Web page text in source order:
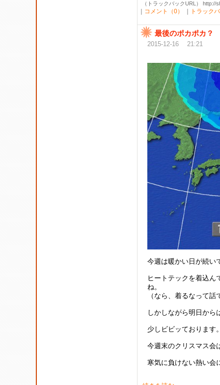
（トラックバックURL）
コメント（0） トラック
最後のポカポカ？
2015-12-16 21:21
今週は暖かい日が続い
ヒートテックを着込ん
ね。
（なら、着るなって
しかしながら明日から
少しビビッております
今週末のクリスマス会
寒気に負けない熱い会